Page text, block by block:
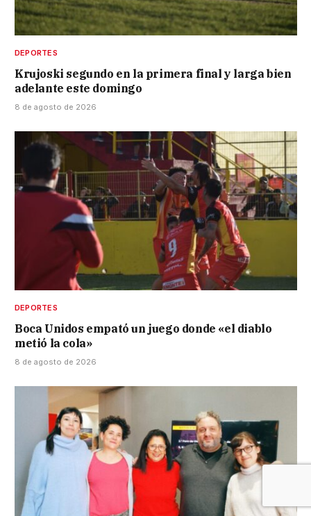
DEPORTES
Krujoski segundo en la primera final y larga bien
adelante este domingo
8 de agosto de 2026
DEPORTES
Boca Unidos empató un juego donde «el diablo
metió la cola»
8 de agosto de 2026